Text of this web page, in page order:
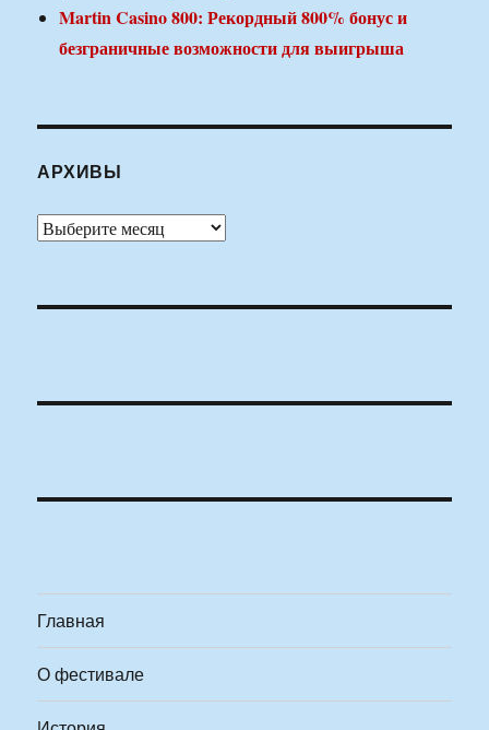
Martin Casino 800: Рекордный 800% бонус и
безграничные возможности для выигрыша
АРХИВЫ
Архивы
Главная
О фестивале